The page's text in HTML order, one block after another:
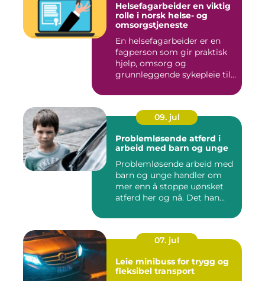
Helsefagarbeider en viktig
rolle i norsk helse- og
omsorgstjeneste
En helsefagarbeider er en
fagperson som gir praktisk
hjelp, omsorg og
grunnleggende sykepleie til
09. jul
Problemløsende atferd i
arbeid med barn og unge
Problemløsende arbeid med
barn og unge handler om
mer enn å stoppe uønsket
atferd her og nå. Det han...
07. jul
Leie minibuss for trygg og
fleksibel transport